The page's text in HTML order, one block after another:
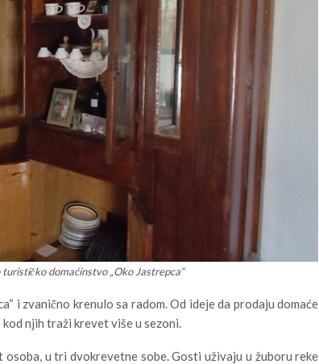
domaćinstvo „Oko Jastrepca“
i zvanično krenulo sa radom. Od ideje da prodaju domaće
njih traži krevet više u sezoni.
u tri dvokrevetne sobe. Gosti uživaju u žuboru reke